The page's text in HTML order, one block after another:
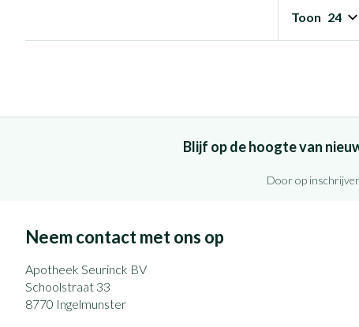
Toon
Blijf op de hoogte van
Door op
Neem contact met ons op
Apotheek Seurinck BV
Schoolstraat 33
8770 Ingelmunster